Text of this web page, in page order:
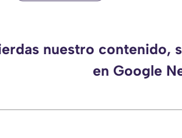
nuestro contenido,
en Google